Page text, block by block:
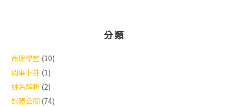
分類
命理學堂 (10)
問事卜卦 (1)
姓名解析 (2)
媒體公關 (74)